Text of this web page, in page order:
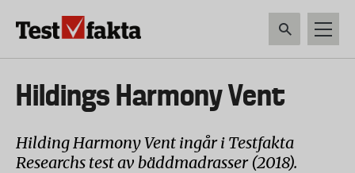
Huvudmeny
ny
Hildings Harmony Vent
Hilding Harmony Vent ingår i Testfakta
Researchs test av bäddmadrasser (2018).